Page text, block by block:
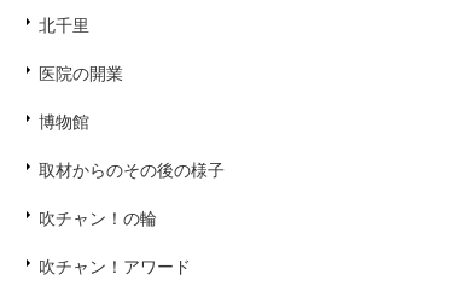
北千里
医院の開業
博物館
取材からのその後の様子
吹チャン！の輪
吹チャン！アワード